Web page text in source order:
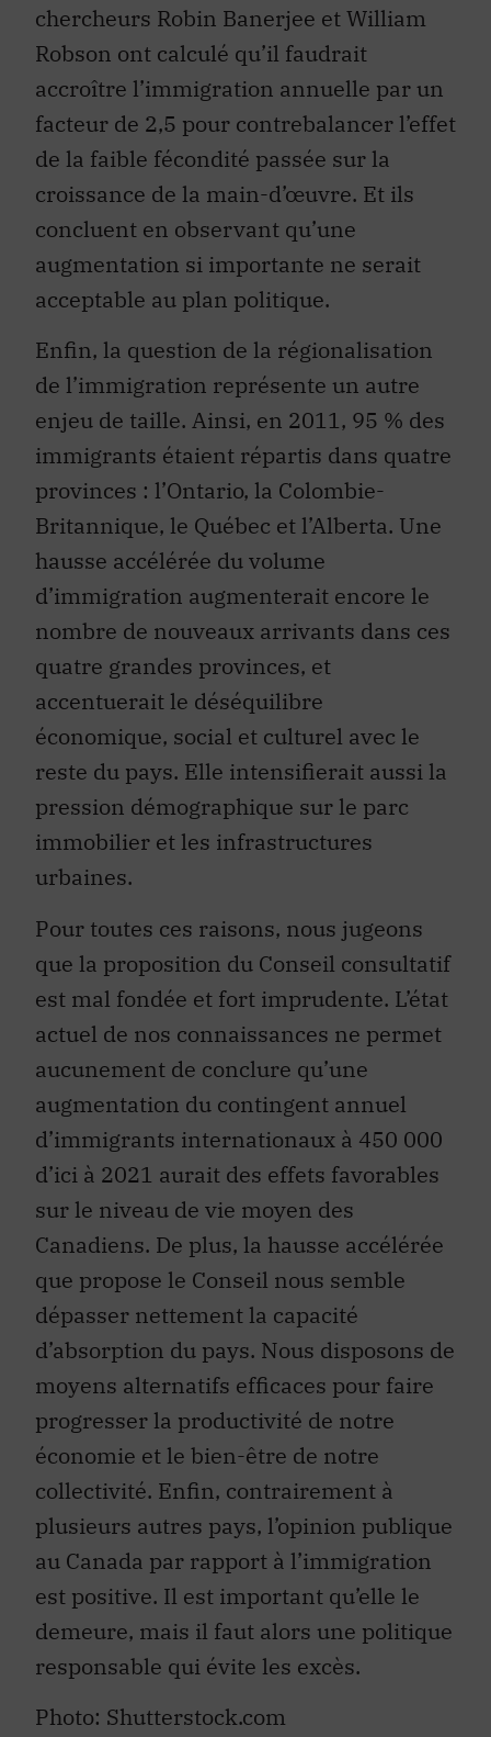
chercheurs Robin Banerjee et William
Robson ont calculé qu’il faudrait
accroître l’immigration annuelle par un
facteur de 2,5 pour contrebalancer l’effet
de la faible fécondité passée sur la
croissance de la main-d’œuvre. Et ils
concluent en observant qu’une
augmentation si importante ne serait
acceptable au plan politique.
Enfin, la question de la régionalisation
de l’immigration représente un autre
enjeu de taille. Ainsi, en 2011, 95 % des
immigrants étaient répartis dans quatre
provinces : l’Ontario, la Colombie-
Britannique, le Québec et l’Alberta. Une
hausse accélérée du volume
d’immigration augmenterait encore le
nombre de nouveaux arrivants dans ces
quatre grandes provinces, et
accentuerait le déséquilibre
économique, social et culturel avec le
reste du pays. Elle intensifierait aussi la
pression démographique sur le parc
immobilier et les infrastructures
urbaines.
Pour toutes ces raisons, nous jugeons
que la proposition du Conseil consultatif
est mal fondée et fort imprudente. L’état
actuel de nos connaissances ne permet
aucunement de conclure qu’une
augmentation du contingent annuel
d’immigrants internationaux à 450 000
d’ici à 2021 aurait des effets favorables
sur le niveau de vie moyen des
Canadiens. De plus, la hausse accélérée
que propose le Conseil nous semble
dépasser nettement la capacité
d’absorption du pays. Nous disposons de
moyens alternatifs efficaces pour faire
progresser la productivité de notre
économie et le bien-être de notre
collectivité. Enfin, contrairement à
plusieurs autres pays, l’opinion publique
au Canada par rapport à l’immigration
est positive. Il est important qu’elle le
demeure, mais il faut alors une politique
responsable qui évite les excès.
Photo: Shutterstock.com